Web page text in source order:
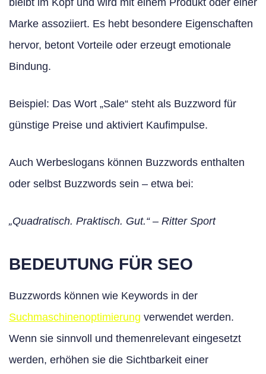
bleibt im Kopf und wird mit einem Produkt oder einer
Marke assoziiert. Es hebt besondere Eigenschaften
hervor, betont Vorteile oder erzeugt emotionale
Bindung.
Beispiel: Das Wort „Sale“ steht als Buzzword für
günstige Preise und aktiviert Kaufimpulse.
Auch Werbeslogans können Buzzwords enthalten
oder selbst Buzzwords sein – etwa bei:
„Quadratisch. Praktisch. Gut.“ – Ritter Sport
BEDEUTUNG FÜR SEO
Buzzwords können wie Keywords in der
Suchmaschinenoptimierung verwendet werden.
Wenn sie sinnvoll und themenrelevant eingesetzt
werden, erhöhen sie die Sichtbarkeit einer